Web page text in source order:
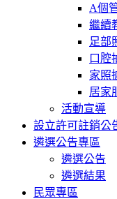
A個
繼續
足部
口腔
家照
居家
活動宣導
設立許可註銷公
遴選公告專區
遴選公告
遴選結果
民眾專區